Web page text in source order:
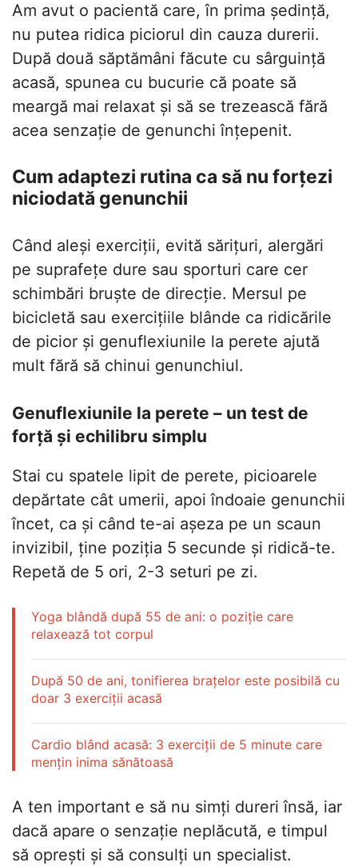
Am avut o pacientă care, în prima ședință,
nu putea ridica piciorul din cauza durerii.
După două săptămâni făcute cu sârguință
acasă, spunea cu bucurie că poate să
meargă mai relaxat și să se trezească fără
acea senzație de genunchi înțepenit.
Cum adaptezi rutina ca să nu forțezi
niciodată genunchii
Când aleși exerciții, evită sărițuri, alergări
pe suprafețe dure sau sporturi care cer
schimbări bruște de direcție. Mersul pe
bicicletă sau exercițiile blânde ca ridicările
de picior și genuflexiunile la perete ajută
mult fără să chinui genunchiul.
Genuflexiunile la perete – un test de
forță și echilibru simplu
Stai cu spatele lipit de perete, picioarele
depărtate cât umerii, apoi îndoaie genunchii
încet, ca și când te-ai așeza pe un scaun
invizibil, ține poziția 5 secunde și ridică-te.
Repetă de 5 ori, 2-3 seturi pe zi.
Yoga blândă după 55 de ani: o poziție care
relaxează tot corpul
După 50 de ani, tonifierea brațelor este posibilă cu
doar 3 exerciții acasă
Cardio blând acasă: 3 exerciții de 5 minute care
mențin inima sănătoasă
A ten important e să nu simți dureri însă, iar
dacă apare o senzație neplăcută, e timpul
să oprești și să consulți un specialist.